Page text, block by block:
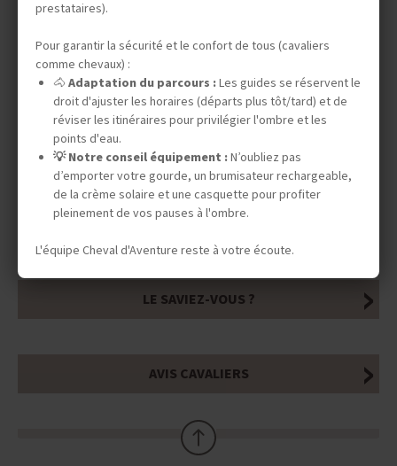
INFOS ÉQUESTRES
INFOS PRATIQUES
TOURISME RESPONSABLE
LE SAVIEZ-VOUS ?
AVIS CAVALIERS
prestataires).
Pour garantir la sécurité et le confort de tous (cavaliers
comme chevaux) :
🐴 Adaptation du parcours :Les guides se réservent le
droit d'ajuster les horaires (départs plus tôt/tard) et de
réviser les itinéraires pour privilégier l'ombre et les
points d'eau.
💡 Notre conseil équipement :N’oubliez pas
d’emporter votre gourde, un brumisateur rechargeable,
de la crème solaire et une casquette pour profiter
pleinement de vos pauses à l'ombre.
L'équipe Cheval d'Aventure reste à votre écoute.